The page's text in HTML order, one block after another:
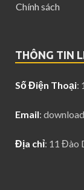
Chính sách
THÔNG TIN
Số Điện Thoại:
Email:
Địa chỉ: 11 Đào